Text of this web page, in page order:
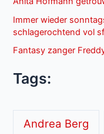
Immer wieder
schlagerochtend vol
Fantasy zanger
Tags:
Andrea Berg